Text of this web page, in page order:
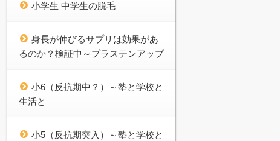
小学生 中学生の脱毛
身長が伸びるサプリは効果があ
るのか？検証中～プラステンアップ
小6（反抗期中？）～塾と学校と
生活と
小5（反抗期突入）～塾と学校と